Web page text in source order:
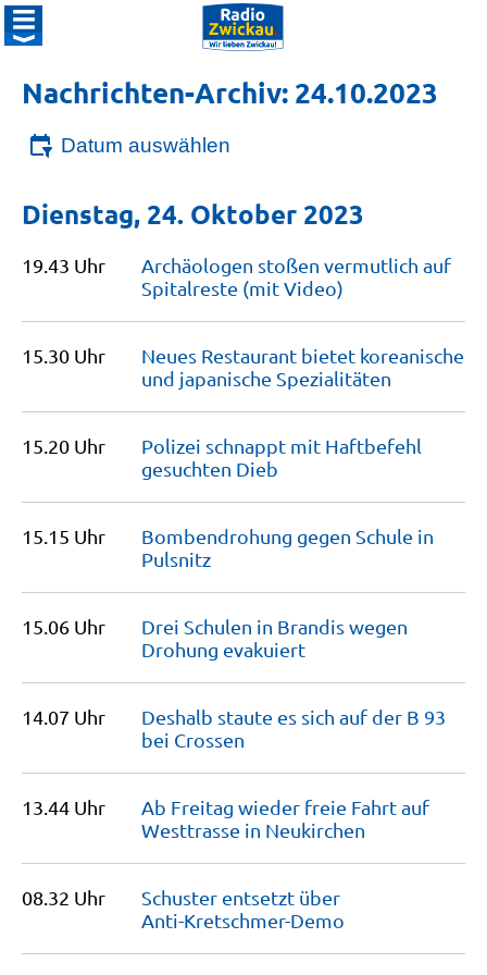
Nachrichten-Archiv: 24.10.2023
Datum auswählen
Dienstag, 24. Oktober 2023
19.43 Uhr
Archäologen stoßen vermutlich auf
Spitalreste (mitVideo)
15.30 Uhr
Neues Restaurant bietet koreanische
und japanische Spezialitäten
15.20 Uhr
Polizei schnappt mit Haftbefehl
gesuchten Dieb
15.15 Uhr
Bombendrohung gegen Schule in
Pulsnitz
15.06 Uhr
Drei Schulen in Brandis wegen
Drohung evakuiert
14.07 Uhr
Deshalb staute es sich auf der B 93
bei Crossen
13.44 Uhr
Ab Freitag wieder freie Fahrt auf
Westtrasse in Neukirchen
08.32 Uhr
Schuster entsetzt über
Anti-Kretschmer-Demo